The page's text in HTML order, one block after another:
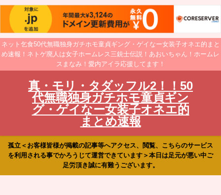
ネット乞食50代無職独身ガチホモ童貞ギング・ゲイなー女装子オネエ的まと
め速報！ネトゲ廃人は女子ホームレス三銃士伝説！あおいちゃん！ホームレ
スまなみ！愛内アイラ応援してます！
真・モリ・タダッフル2！！50
代無職独身ガチホモ童貞ギン
グ・ゲイなー女装子オネエ的
まとめ速報
孤立＜お客様皆様が掲載の記事等へアクセス、閲覧、こちらのサービス
を利用される事でかろうじて運営できています＞本日は足元が悪い中ご
足労頂き誠に有難うございます。